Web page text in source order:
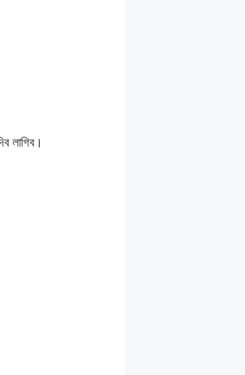
লাগিব।